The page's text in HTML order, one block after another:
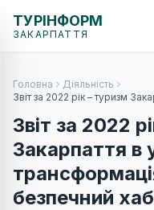
ТУРІНФОРМ
ЗАКАРПАТТЯ
Головна
Діяльність
Звіт за 2022 рік – туризм
Звіт за 2022
Закарпаття в
безпечний хаб